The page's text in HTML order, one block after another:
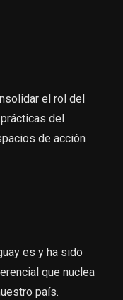
el rol del
del
de acción
es y ha sido
que nuclea
país.